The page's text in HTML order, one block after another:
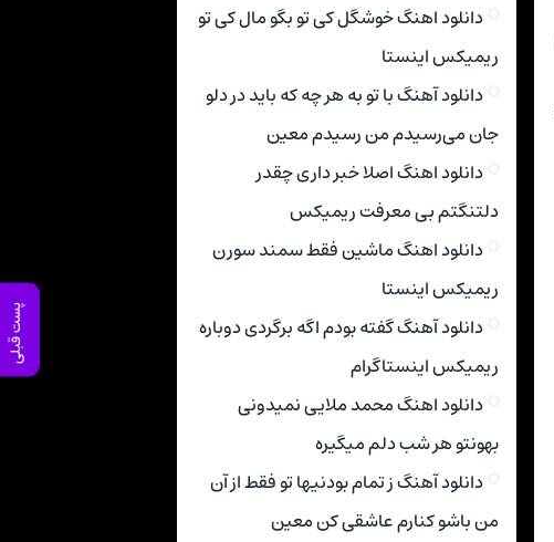
پست قبلی
دانلود اهنگ خوشگل کی تو بگو مال کی تو
ریمیکس اینستا
دانلود آهنگ با تو به هر چه که باید در دلو
جان می‌رسیدم من رسیدم معین
دانلود اهنگ اصلا خبر داری چقدر
دلتنگتم بی معرفت ریمیکس
دانلود اهنگ ماشین فقط سمند سورن
ریمیکس اینستا
دانلود آهنگ گفته بودم اگه برگردی دوباره
ریمیکس اینستاگرام
دانلود اهنگ محمد ملایی نمیدونی
بهونتو هر شب دلم میگیره
دانلود آهنگ ز تمام بودنیها تو فقط از آن
من باشو کنارم عاشقی کن معین